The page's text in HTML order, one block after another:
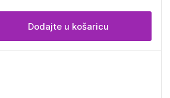
Dodajte u košaricu